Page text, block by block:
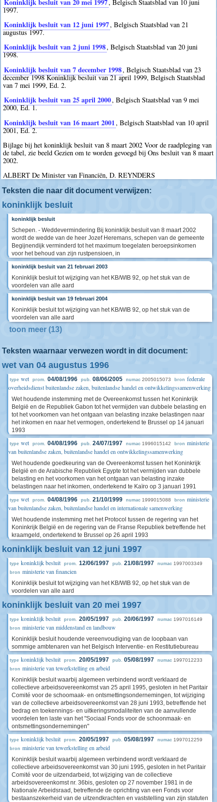
Koninklijk besluit van 20 mei 1997, Belgisch Staatsblad van 10 juni
1997.
Koninklijk besluit van 12 juni 1997, Belgisch Staatsblad van 21
augustus 1997.
Koninklijk besluit van 2 juni 1998, Belgisch Staatsblad van 20 juni
1998.
Koninklijk besluit van 7 december 1998, Belgisch Staatsblad van 23
december 1998 Koninklijk besluit van 21 april 1999, Belgisch Staatsblad
van 7 mei 1999, Ed. 2.
Koninklijk besluit van 25 april 2000, Belgisch Staatsblad van 9 mei
2000, Ed. 1.
Koninklijk besluit van 16 maart 2001, Belgisch Staatsblad van 10 april
2001, Ed. 2.
Bijlage bij het koninklijk besluit van 8 maart 2002 Voor de raadpleging van
de tabel, zie beeld Gezien om te worden gevoegd bij Ons besluit van 8 maart
2002.
ALBERT De Minister van Financiën, D. REYNDERS
Teksten die naar dit document verwijzen:
koninklijk besluit
koninklijk besluit
Schepen. - Weddevermindering Bij koninklijk besluit van 8 maart 2002
wordt de wedde van de heer Jozef Heremans, schepen van de gemeente
Begijnendijk verminderd tot het maximum toegelaten beroepsinkomen
voor het behoud van zijn rustpensioen, in
koninklijk besluit van 21 februari 2003
Koninklijk besluit tot wijziging van het KB/WIB 92, op het stuk van de
voordelen van alle aard
koninklijk besluit van 19 februari 2004
Koninklijk besluit tot wijziging van het KB/WIB 92, op het stuk van de
voordelen van alle aard
toon meer (13)
Teksten waarnaar verwezen wordt in dit document:
wet van 04 augustus 1996
type wet prom. 04/08/1996 pub. 08/06/2005 numac 2005015073 bron federale
overheidsdienst buitenlandse zaken, buitenlandse handel en ontwikkelingssamenwerking
Wet houdende instemming met de Overeenkomst tussen het Koninkrijk
België en de Republiek Gabon tot het vermijden van dubbele belasting en
tot het voorkomen van het ontgaan van belasting inzake belastingen naar
het inkomen en naar het vermogen, ondertekend te Brussel op 14 januari
1993
type wet prom. 04/08/1996 pub. 24/07/1997 numac 1996015142 bron ministerie
van buitenlandse zaken, buitenlandse handel en ontwikkelingssamenwerking
Wet houdende goedkeuring van de Overeenkomst tussen het Koninkrijk
België en de Arabische Republiek Egypte tot het vermijden van dubbele
belasting en het voorkomen van het ontgaan van belasting inzake
belastingen naar het inkomen, ondertekend te Kaïro op 3 januari 1991
type wet prom. 04/08/1996 pub. 21/10/1999 numac 1999015088 bron ministerie
van buitenlandse zaken, buitenlandse handel en internationale samenwerking
Wet houdende instemming met het Protocol tussen de regering van het
Koninkrijk België en de regering van de Franse Republiek betreffende het
kraamgeld, ondertekend te Brussel op 26 april 1993
koninklijk besluit van 12 juni 1997
type koninklijk besluit prom. 12/06/1997 pub. 21/08/1997 numac 1997003349
bron ministerie van financien
Koninklijk besluit tot wijziging van het KB/WIB 92, op het stuk van de
voordelen van alle aard
koninklijk besluit van 20 mei 1997
type koninklijk besluit prom. 20/05/1997 pub. 20/06/1997 numac 1997016149
bron ministerie van middenstand en landbouw
Koninklijk besluit houdende vereenvoudiging van de loopbaan van
sommige ambtenaren van het Belgisch Interventie- en Restitutiebureau
type koninklijk besluit prom. 20/05/1997 pub. 05/08/1997 numac 1997012233
bron ministerie van tewerkstelling en arbeid
Koninklijk besluit waarbij algemeen verbindend wordt verklaard de
collectieve arbeidsovereenkomst van 25 april 1995, gesloten in het Paritair
Comité voor de schoomaak- en ontsmettingsondernemingen, tot wijziging
van de collectieve arbeidsovereenkomst van 28 juni 1993, betreffende het
bedrag en toekennings- en uitkeringsmodaliteiten van de aanvullende
voordelen ten laste van het "Sociaal Fonds voor de schoonmaak- en
ontsmettingsondernemingen"
type koninklijk besluit prom. 20/05/1997 pub. 05/08/1997 numac 1997012259
bron ministerie van tewerkstelling en arbeid
Koninklijk besluit waarbij algemeen verbindend wordt verklaard de
collectieve arbeidsovereenkomst van 30 juni 1995, gesloten in het Paritair
Comité voor de uitzendarbeid, tot wijziging van de collectieve
arbeidsovereenkomst nr. 36bis, gesloten op 27 november 1981 in de
Nationale Arbeidsraad, betreffende de oprichting van een Fonds voor
bestaanszekerheid van de uitzendkrachten en vaststelling van zijn statuten